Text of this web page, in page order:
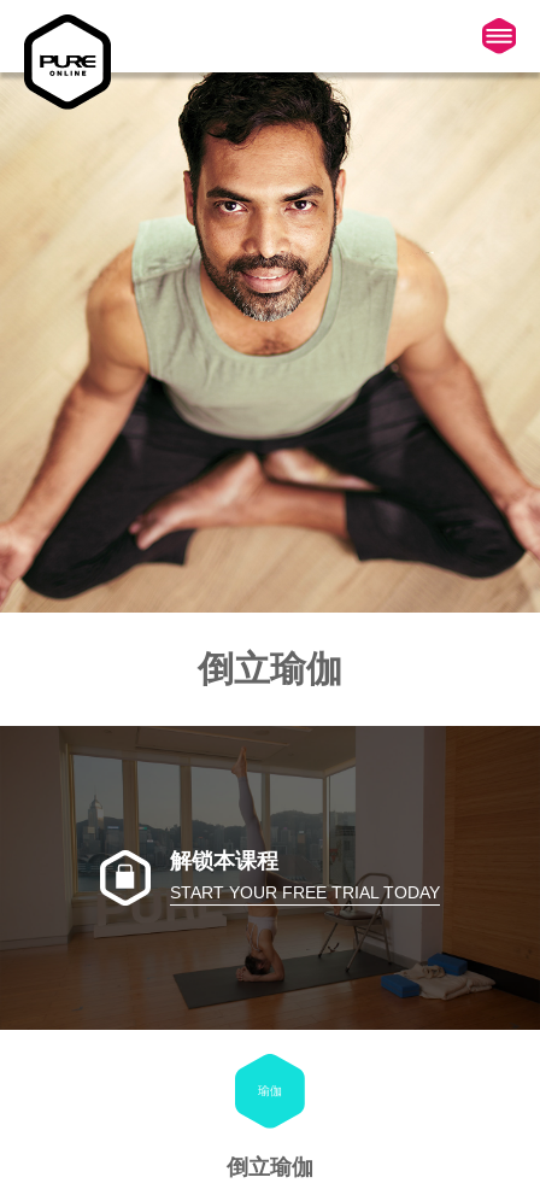
倒立瑜伽
解锁本课程
START YOUR FREE TRIAL TODAY
瑜伽
倒立瑜伽